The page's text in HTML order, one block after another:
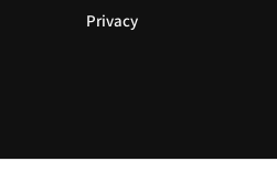
Privacy